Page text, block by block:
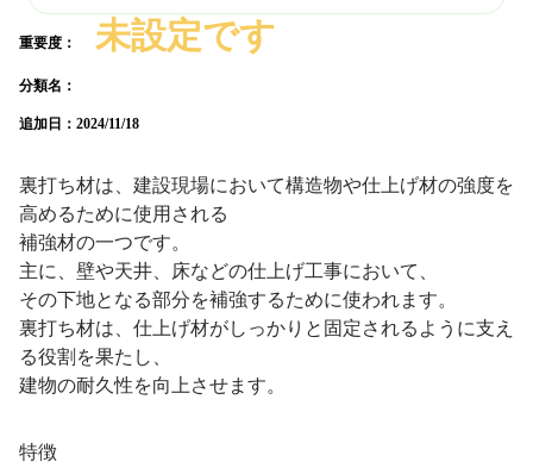
重要度： 未設定です
分類名：
追加日： 2024/11/18
裏打ち材は、建設現場において構造物や仕上げ材の強度を
高めるために使用される
補強材の一つです。
主に、壁や天井、床などの仕上げ工事において、
その下地となる部分を補強するために使われます。
裏打ち材は、仕上げ材がしっかりと固定されるように支え
る役割を果たし、
建物の耐久性を向上させます。
特徴